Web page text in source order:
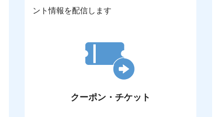
ント情報を配信します
クーポン・チケット